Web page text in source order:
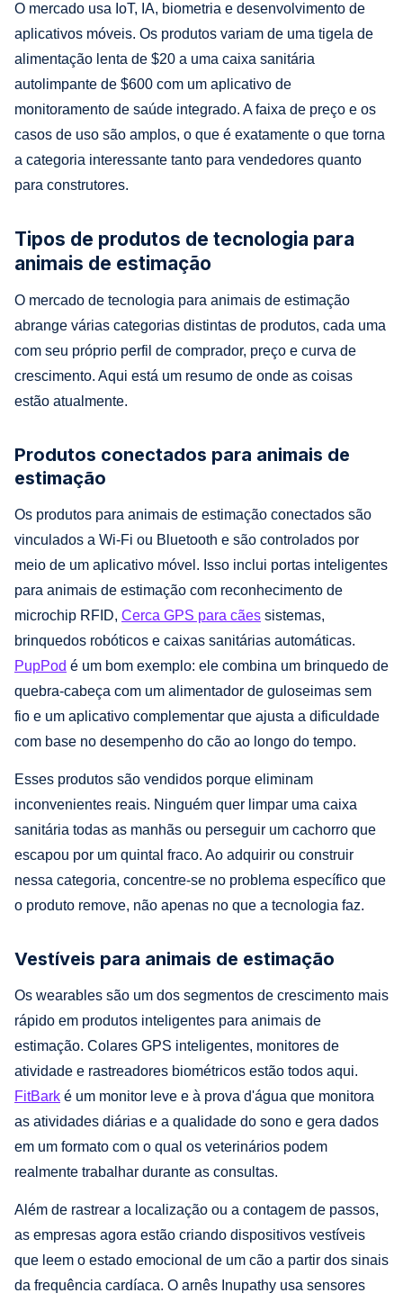
O mercado usa IoT, IA, biometria e desenvolvimento de
aplicativos móveis. Os produtos variam de uma tigela de
alimentação lenta de $20 a uma caixa sanitária
autolimpante de $600 com um aplicativo de
monitoramento de saúde integrado. A faixa de preço e os
casos de uso são amplos, o que é exatamente o que torna
a categoria interessante tanto para vendedores quanto
para construtores.
Tipos de produtos de tecnologia para
animais de estimação
O mercado de tecnologia para animais de estimação
abrange várias categorias distintas de produtos, cada uma
com seu próprio perfil de comprador, preço e curva de
crescimento. Aqui está um resumo de onde as coisas
estão atualmente.
Produtos conectados para animais de
estimação
Os produtos para animais de estimação conectados são
vinculados a Wi-Fi ou Bluetooth e são controlados por
meio de um aplicativo móvel. Isso inclui portas inteligentes
para animais de estimação com reconhecimento de
microchip RFID, Cerca GPS para cães sistemas,
brinquedos robóticos e caixas sanitárias automáticas.
PupPod é um bom exemplo: ele combina um brinquedo de
quebra-cabeça com um alimentador de guloseimas sem
fio e um aplicativo complementar que ajusta a dificuldade
com base no desempenho do cão ao longo do tempo.
Esses produtos são vendidos porque eliminam
inconvenientes reais. Ninguém quer limpar uma caixa
sanitária todas as manhãs ou perseguir um cachorro que
escapou por um quintal fraco. Ao adquirir ou construir
nessa categoria, concentre-se no problema específico que
o produto remove, não apenas no que a tecnologia faz.
Vestíveis para animais de estimação
Os wearables são um dos segmentos de crescimento mais
rápido em produtos inteligentes para animais de
estimação. Colares GPS inteligentes, monitores de
atividade e rastreadores biométricos estão todos aqui.
FitBark é um monitor leve e à prova d'água que monitora
as atividades diárias e a qualidade do sono e gera dados
em um formato com o qual os veterinários podem
realmente trabalhar durante as consultas.
Além de rastrear a localização ou a contagem de passos,
as empresas agora estão criando dispositivos vestíveis
que leem o estado emocional de um cão a partir dos sinais
da frequência cardíaca. O arnês Inupathy usa sensores